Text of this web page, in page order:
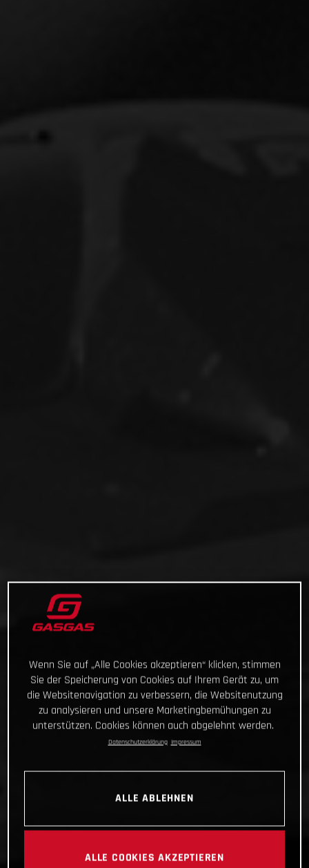
Wenn Sie auf „Alle Cookies akzeptieren“ klicken, stimmen
Sie der Speicherung von Cookies auf Ihrem Gerät zu, um
die Websitenavigation zu verbessern, die Websitenutzung
zu analysieren und unsere Marketingbemühungen zu
unterstützen. Cookies können auch abgelehnt werden.
Datenschutzerklärung Impressum
ALLE ABLEHNEN
ALLE COOKIES AKZEPTIEREN